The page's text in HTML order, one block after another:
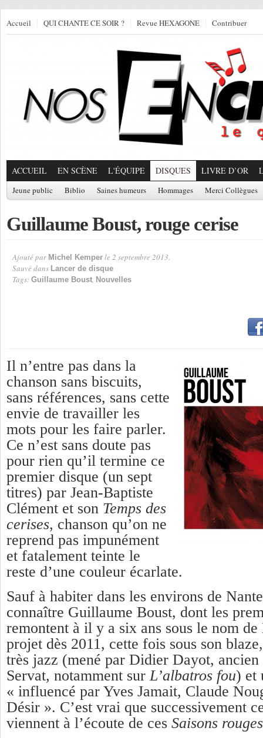
Accueil QUI CHANTE CE SOIR ? Revue HEXAGONE Contribuer
ACCUEIL EN SCÈNE L'ÉQUIPE DISQUES LIVRE D’OR
Jeune public Biblio Saines humeurs Hommages Merci Collègues
Guillaume Boust, rouge cerise
Ajouté par Michel Kemper le 2 septembre 2013.
Sauvé dans Lancer de disque
Tags: Guillaume Boust, Nouvelles
Il n’entre pas dans la
chanson sans biscuits,
sans références, sans cette
envie de travailler les
mots pour les faire parler.
Ce n’est sans doute pas
pour rien qu’il termine ce
premier disque (un sept
titres) par Jean-Baptiste
Clément et son Temps des
cerises, chanson qu’on ne
reprend pas impunément
et fatalement teinte le
reste d’une couleur écarlate.
Sauf à habiter dans les environs de
connaître Guillaume Boust, dont les
remontent à il y a six ans sous le nom
projet dès 2011, cette fois sous son
très jazz (mené par Didier Dayot,
Servat, notamment sur L’albatros fou) et
« influencé par Yves Jamait, Claude
Désir ». C’est vrai que successivement
viennent à l’écoute de ces Saisons rouges